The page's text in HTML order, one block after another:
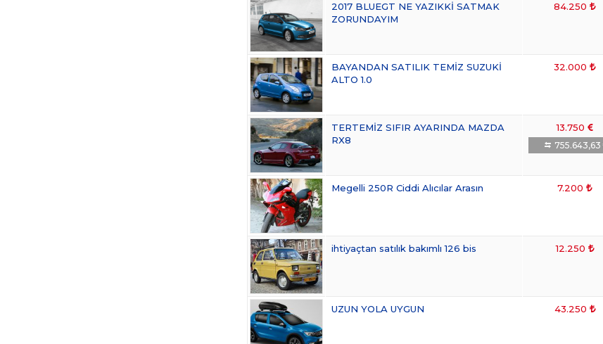
2017 BLUEGT NE YAZIKKİ SATMAK
ZORUNDAYIM
84.250
BAYANDAN SATILIK TEMİZ SUZUKİ
ALTO 1.0
32.000
TERTEMİZ SIFIR AYARINDA MAZDA
RX8
13.750
755.643,63
Megelli 250R Ciddi Alıcılar Arasın 7.200
ihtiyaçtan satılık bakımlı 126 bis 12.250
UZUN YOLA UYGUN 43.250